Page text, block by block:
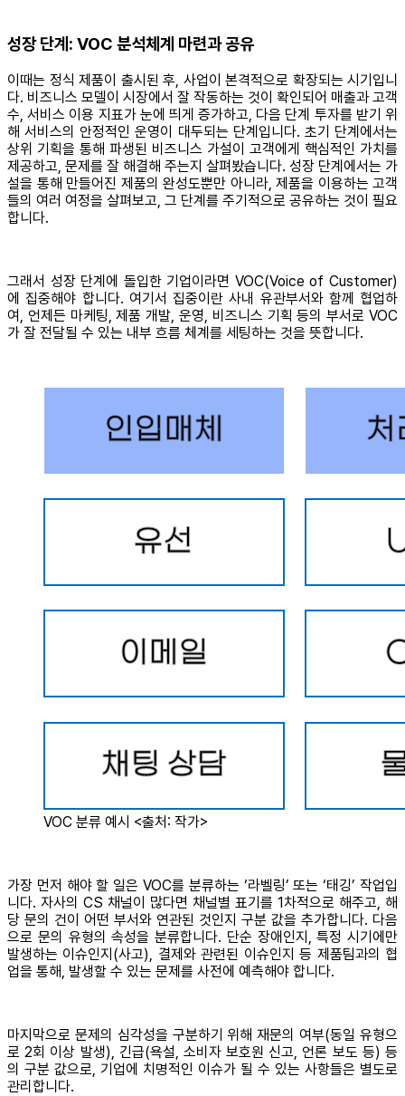
성장 단계: VOC 분석체계 마련과 공유
이때는 정식 제품이 출시된 후, 사업이 본격적으로 확장되는 시기입니
다. 비즈니스 모델이 시장에서 잘 작동하는 것이 확인되어 매출과 고객
수, 서비스 이용 지표가 눈에 띄게 증가하고, 다음 단계 투자를 받기 위
해 서비스의 안정적인 운영이 대두되는 단계입니다. 초기 단계에서는
상위 기획을 통해 파생된 비즈니스 가설이 고객에게 핵심적인 가치를
제공하고, 문제를 잘 해결해 주는지 살펴봤습니다. 성장 단계에서는 가
설을 통해 만들어진 제품의 완성도뿐만 아니라, 제품을 이용하는 고객
들의 여러 여정을 살펴보고, 그 단계를 주기적으로 공유하는 것이 필요
합니다.
그래서 성장 단계에 돌입한 기업이라면 VOC(Voice of Customer)
에 집중해야 합니다. 여기서 집중이란 사내 유관부서와 함께 협업하
여, 언제든 마케팅, 제품 개발, 운영, 비즈니스 기획 등의 부서로 VOC
가 잘 전달될 수 있는 내부 흐름 체계를 세팅하는 것을 뜻합니다.
VOC 분류 예시 <출처: 작가>
가장 먼저 해야 할 일은 VOC를 분류하는 ‘라벨링’ 또는 ‘태깅’ 작업입
니다. 자사의 CS 채널이 많다면 채널별 표기를 1차적으로 해주고, 해
당 문의 건이 어떤 부서와 연관된 것인지 구분 값을 추가합니다. 다음
으로 문의 유형의 속성을 분류합니다. 단순 장애인지, 특정 시기에만
발생하는 이슈인지(사고), 결제와 관련된 이슈인지 등 제품팀과의 협
업을 통해, 발생할 수 있는 문제를 사전에 예측해야 합니다.
마지막으로 문제의 심각성을 구분하기 위해 재문의 여부(동일 유형으
로 2회 이상 발생), 긴급(욕설, 소비자 보호원 신고, 언론 보도 등) 등
의 구분 값으로, 기업에 치명적인 이슈가 될 수 있는 사항들은 별도로
관리합니다.